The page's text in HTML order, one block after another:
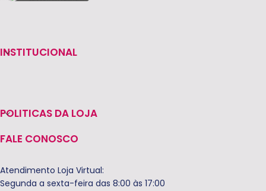
INSTITUCIONAL
POLITICAS DA LOJA
FALE CONOSCO
Atendimento Loja Virtual:
Segunda a sexta-feira das 8:00 às 17:00